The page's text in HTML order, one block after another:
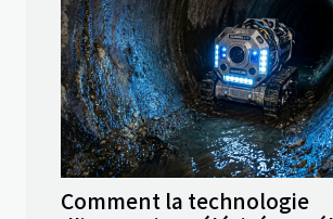
Comment la technologie